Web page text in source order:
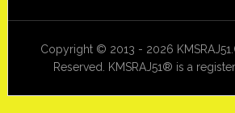
Copyright © 2013 - 2026
Reserved. KMSRAJ51® is a